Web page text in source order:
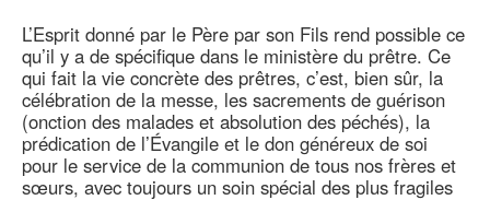
L’Esprit donné par le Père par son Fils rend possible ce
qu’il y a de spécifique dans le ministère du prêtre. Ce
qui fait la vie concrète des prêtres, c’est, bien sûr, la
célébration de la messe, les sacrements de guérison
(onction des malades et absolution des péchés), la
prédication de l’Évangile et le don généreux de soi
pour le service de la communion de tous nos frères et
sœurs, avec toujours un soin spécial des plus fragiles